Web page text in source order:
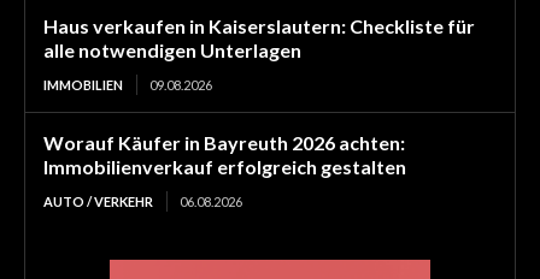
Haus verkaufen in Kaiserslautern: Checkliste für
alle notwendigen Unterlagen
IMMOBILIEN 09.08.2026
Worauf Käufer in Bayreuth 2026 achten:
Immobilienverkauf erfolgreich gestalten
AUTO / VERKEHR 06.08.2026